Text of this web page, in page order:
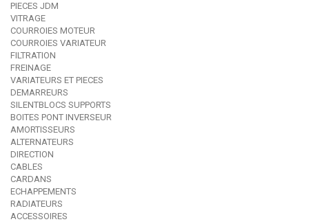
PIECES JDM
VITRAGE
COURROIES MOTEUR
COURROIES VARIATEUR
FILTRATION
FREINAGE
VARIATEURS ET PIECES
DEMARREURS
SILENTBLOCS SUPPORTS
BOITES PONT INVERSEUR
AMORTISSEURS
ALTERNATEURS
DIRECTION
CABLES
CARDANS
ECHAPPEMENTS
RADIATEURS
ACCESSOIRES